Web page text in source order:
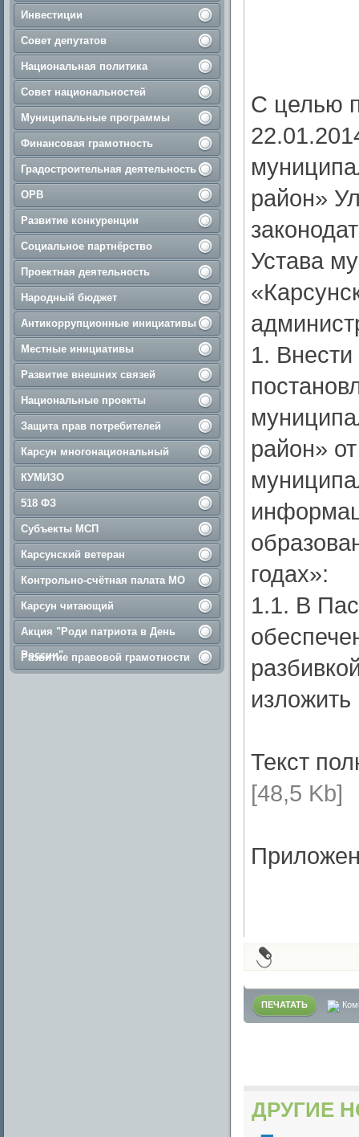
Инвестиции
Совет депутатов
Национальная политика
Совет национальностей
Муниципальные программы
Финансовая грамотность
Градостроительная деятельность
ОРВ
Развитие конкуренции
Социальное партнёрство
Проектная деятельность
Народный бюджет
Антикоррупционные инициативы
Местные инициативы
Развитие внешних связей
Национальные проекты
Защита прав потребителей
Карсун многонациональный
КУМИЗО
518 ФЗ
Субъекты МСП
Карсунский ветеран
Контрольно-счётная палата МО
Карсун читающий
Акция "Роди патриота в День
России"
Развитие правовой грамотности
С целью
район»
Устава
1.
район»
годах»:
1.1. В
Текст
[48,5 Kb]
ПЕЧАТАТЬ
ДРУГИЕ